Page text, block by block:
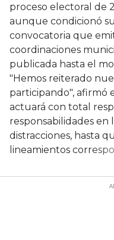
proceso electoral de
aunque condicionó
convocatoria que
coordinaciones
publicada hasta el
"Hemos reiterado
participando", afirmó
actuará con total
responsabilidades en
distracciones, hasta
lineamientos